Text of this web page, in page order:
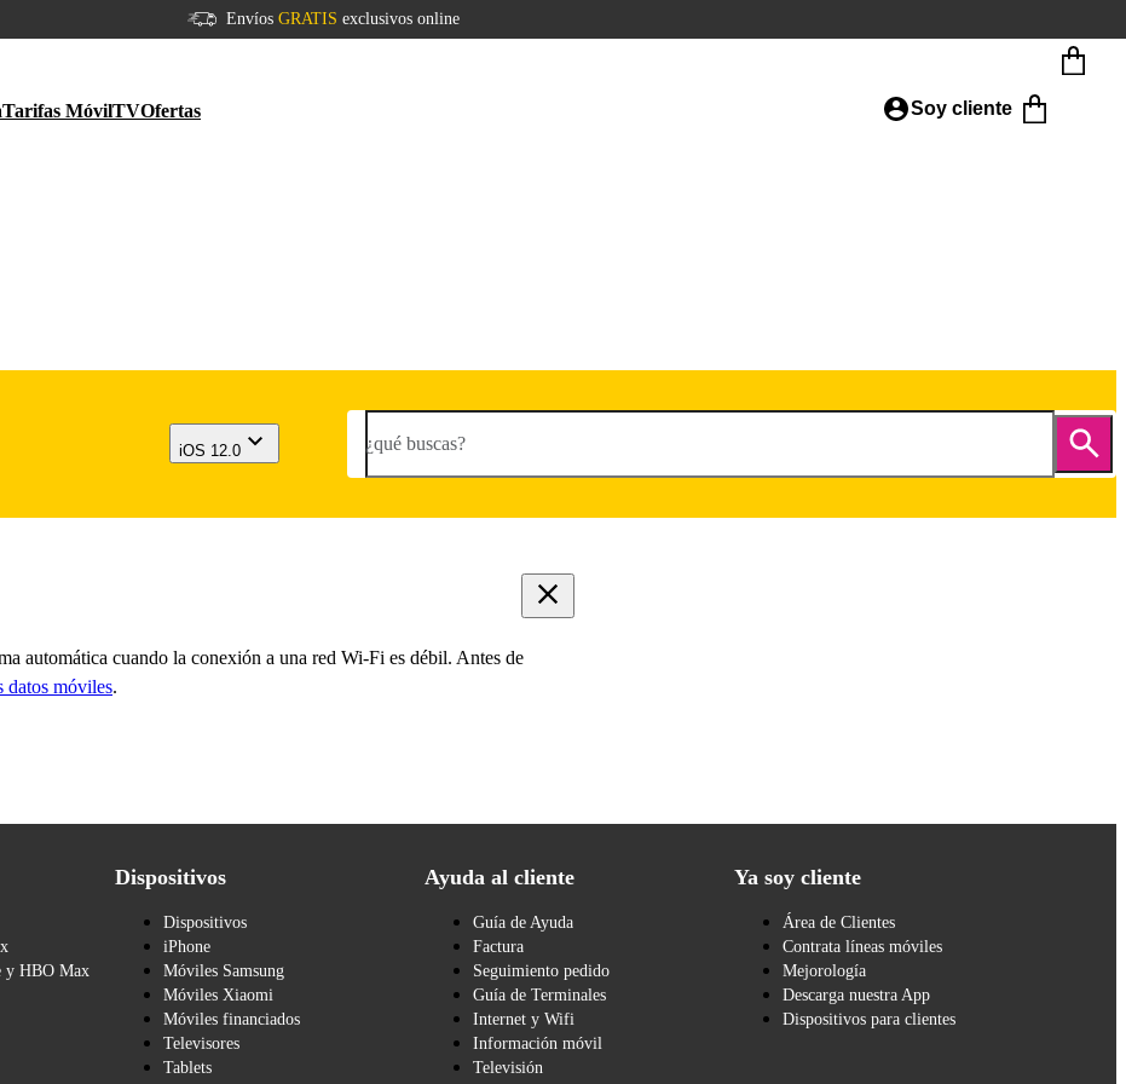
Envíos GRATIS exclusivos online
Tarifas MóvilTVOfertas Soy cliente
iOS 12.0 ¿qué buscas?
automática cuando la conexión a una red Wi-Fi es débil. Antes de
datos móviles.
y HBO Max
Dispositivos
Dispositivos
iPhone
Móviles Samsung
Móviles Xiaomi
Móviles financiados
Televisores
Tablets
Ayuda al cliente
Guía de Ayuda
Factura
Seguimiento pedido
Guía de Terminales
Internet y Wifi
Información móvil
Televisión
Ya soy cliente
Área de Clientes
Contrata líneas móviles
Mejorología
Descarga nuestra App
Dispositivos para clientes